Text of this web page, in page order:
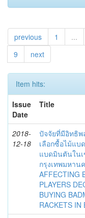
previous 1 ...
9
next
Item hits:
Issue
Date
Title
2018-
12-18
ปัจจัยที่มีอิทธิ
เลือกซื้อไม้แ
แบดมินตันใน
กรุงเทพมหาน
AFFECTING
PLAYERS
BUYING
RACKETS IN